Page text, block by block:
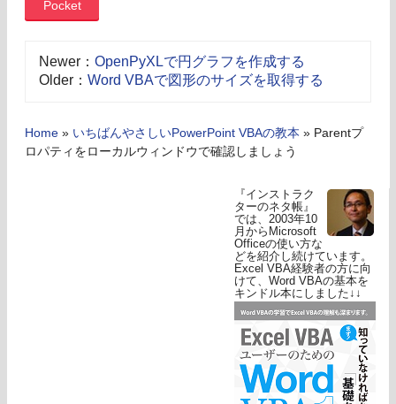
Pocket
Newer： OpenPyXLで円グラフを作成する
Older： Word VBAで図形のサイズを取得する
Home » いちばんやさしいPowerPoint VBAの教本 » Parentプ
ロパティをローカルウィンドウで確認しましょう
『インストラク
ターのネタ帳』
では、2003年10
月からMicrosoft
Officeの使い方な
どを紹介し続けています。
Excel VBA経験者の方に向
けて、Word VBAの基本を
キンドル本にしました↓↓